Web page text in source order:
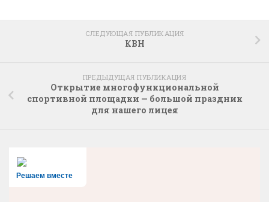
СЛЕДУЮЩАЯ ПУБЛИКАЦИЯ
КВН
ПРЕДЫДУЩАЯ ПУБЛИКАЦИЯ
Открытие многофункциональной
спортивной площадки — большой праздник
для нашего лицея
Решаем вместе